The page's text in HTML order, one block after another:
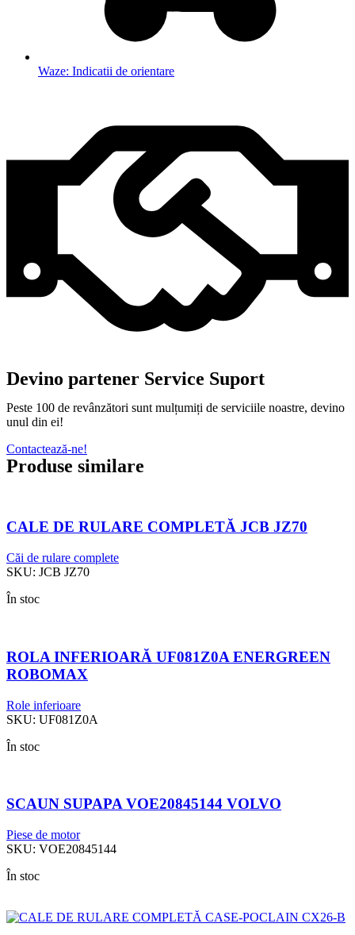
Waze: Indicatii de orientare
Devino partener Service Suport
Peste 100 de revânzători sunt mulțumiți de serviciile noastre, devino
unul din ei!
Contactează-ne!
Produse similare
CALE DE RULARE COMPLETĂ JCB JZ70
Căi de rulare complete
SKU: JCB JZ70
În stoc
ROLA INFERIOARĂ UF081Z0A ENERGREEN
ROBOMAX
Role inferioare
SKU: UF081Z0A
În stoc
SCAUN SUPAPA VOE20845144 VOLVO
Piese de motor
SKU: VOE20845144
În stoc